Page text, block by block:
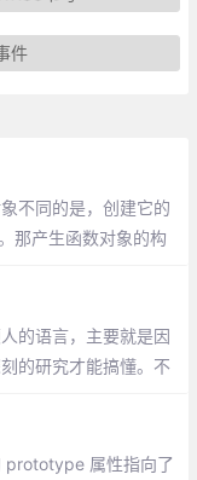
件
不同的是，创建它的
那产生函数对象的构
的语言，主要就是因
的研究才能搞懂。不
prototype 属性指向了